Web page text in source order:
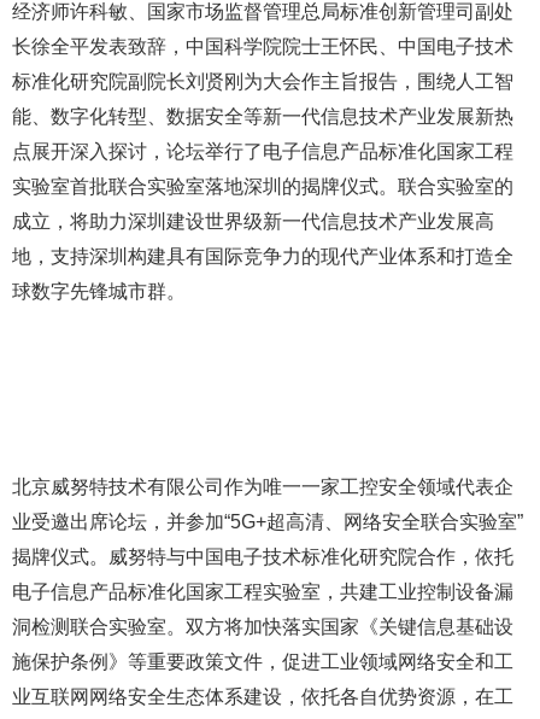
经济师许科敏、国家市场监督管理总局标准创新管理司副处
长徐全平发表致辞，中国科学院院士王怀民、中国电子技术
标准化研究院副院长刘贤刚为大会作主旨报告，围绕人工智
能、数字化转型、数据安全等新一代信息技术产业发展新热
点展开深入探讨，论坛举行了电子信息产品标准化国家工程
实验室首批联合实验室落地深圳的揭牌仪式。联合实验室的
成立，将助力深圳建设世界级新一代信息技术产业发展高
地，支持深圳构建具有国际竞争力的现代产业体系和打造全
球数字先锋城市群。
北京威努特技术有限公司作为唯一一家工控安全领域代表企
业受邀出席论坛，并参加“5G+超高清、网络安全联合实验室”
揭牌仪式。威努特与中国电子技术标准化研究院合作，依托
电子信息产品标准化国家工程实验室，共建工业控制设备漏
洞检测联合实验室。双方将加快落实国家《关键信息基础设
施保护条例》等重要政策文件，促进工业领域网络安全和工
业互联网网络安全生态体系建设，依托各自优势资源，在工